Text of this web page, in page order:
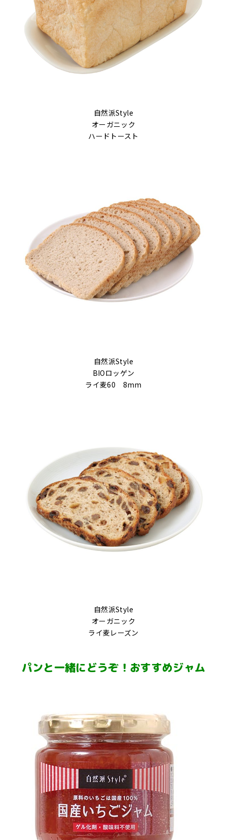
自然派Style
オーガニック
ハードトースト
自然派Style
BIOロッゲン
ライ麦60 8mm
自然派Style
オーガニック
ライ麦レーズン
パンと一緒にどうぞ！おすすめジャム